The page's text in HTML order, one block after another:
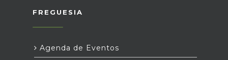
FREGUESIA
Agenda de Eventos